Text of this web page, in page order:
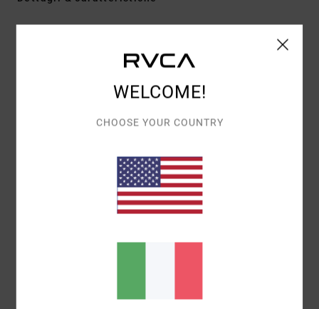
Codice colore
100% cotone biologico [200 g/m2]
stampa sul davanti e sul retro con dettagli
WELCOME!
CHOOSE YOUR COUNTRY